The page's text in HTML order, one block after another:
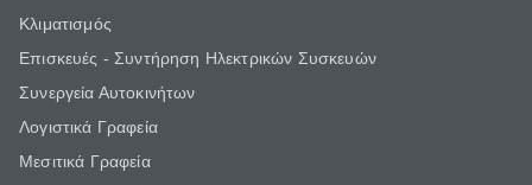
Κλιματισμός
Επισκευές - Συντήρηση Ηλεκτρικών Συσκευών
Συνεργεία Αυτοκινήτων
Λογιστικά Γραφεία
Μεσιτικά Γραφεία